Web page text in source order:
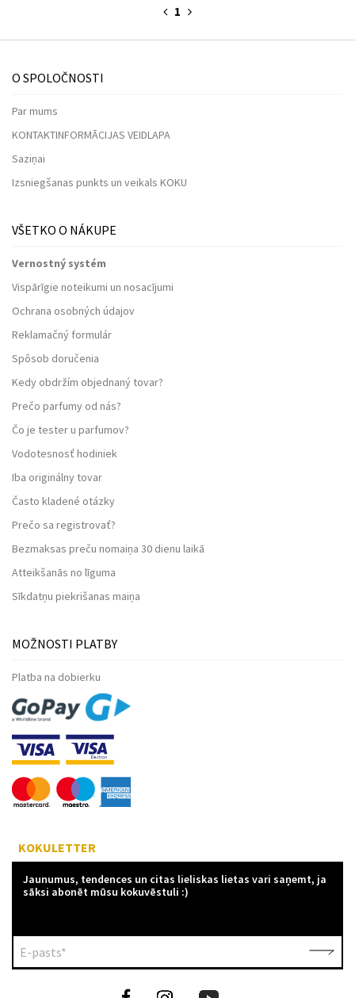
1
O SPOLOČNOSTI
Par mums
KONTAKTINFORMĀCIJAS VEIDLAPA
Saziņai
Izsniegšanas punkts un veikals KOKU
VŠETKO O NÁKUPE
Vernostný systém
Vispārīgie noteikumi un nosacījumi
Ochrana osobných údajov
Reklamačný formulár
Spôsob doručenia
Kedy obdržím objednaný tovar?
Prečo parfumy od nás?
Čo je tester u parfumov?
Vodotesnosť hodiniek
Iba originálny tovar
Často kladené otázky
Prečo sa registrovať?
Bezmaksas preču nomaiņa 30 dienu laikā
Atteikšanās no līguma
Sīkdatņu piekrišanas maiņa
MOŽNOSTI PLATBY
Platba na dobierku
KOKULETTER
Jaunumus, tendences un citas lieliskas lietas vari saņemt, ja
sāksi abonēt mūsu kokuvēstuli :)
E-pasts*